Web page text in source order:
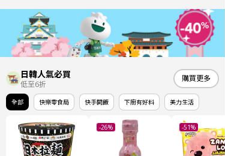
日韓人氣必買
低至6折
購買更多
全部 快樂零食局 快手開飯 下廚有好料 美力生活
-26% -51%